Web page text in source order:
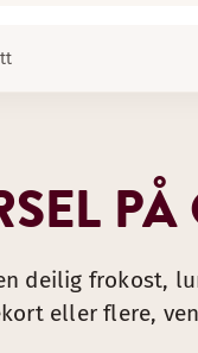
deilig frokost,
eller flere,